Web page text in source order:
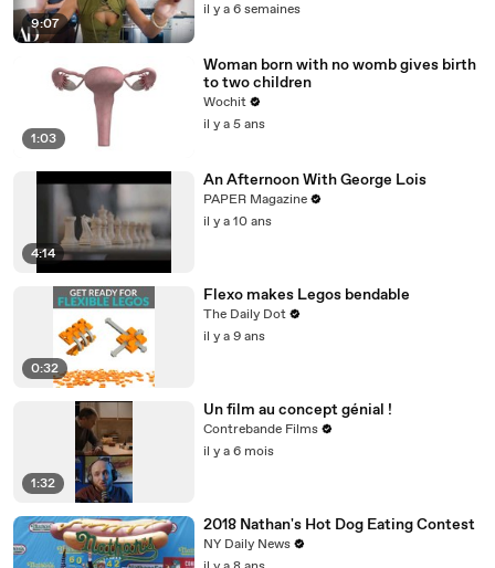
9:07
il y a 6 semaines
1:03
Woman born with no womb gives birth
to two children
Wochit
il y a 5 ans
4:14
An Afternoon With George Lois
PAPER Magazine
il y a 10 ans
0:32
Flexo makes Legos bendable
The Daily Dot
il y a 9 ans
1:32
Un film au concept génial !
Contrebande Films
il y a 6 mois
2018 Nathan's Hot Dog Eating Contest
NY Daily News